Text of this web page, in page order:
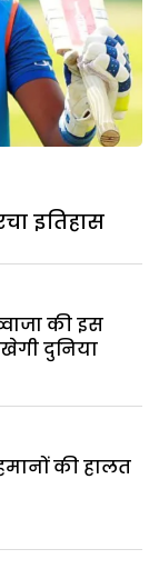
इतिहास
की इस
दुनिया
की हालत